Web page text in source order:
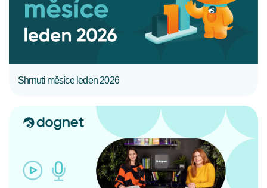
Shrnutí měsíce leden 2026
CELÝ ČLÁNEK